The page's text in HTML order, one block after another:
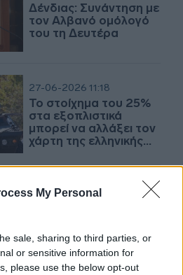
My Personal
sale, sharing to third parties, or
or sensitive information for
please use the below opt-out
Δένδιας: Συνάντηση με
τον Αλβανό ομόλογό
του τη Δευτέρα
27-06-2026 11:18
Το στοίχημα του 25%
στα εξοπλιστικά
μπορεί να αλλάξει τον
χάρτη της ελληνικής
25-06-2026 11:19
τεχνολογίας για να
κρατήσουμε ασφαλή
την Ελλάδα»